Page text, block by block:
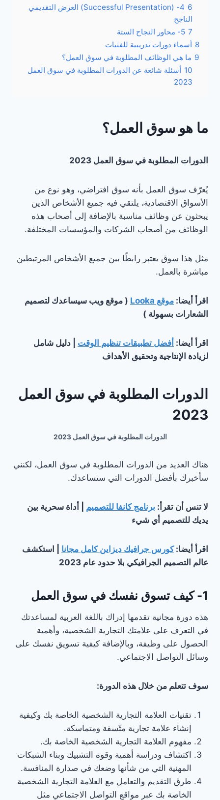
6
4- (Successful Presentation) العرض التقديمي
الناجح
7 5- محاور النجاح الستة
8 أسماء دورات تدريبية للفتيات
9 ما هي الوظائف المطلوبة في سوق العمل؟
10 أسئلة شائعة عن الدورات المطلوبة في سوق العمل
2023
ما هو سوق العمل؟
الدورات المطلوبة في سوق العمل 2023
يُعرّف سوق العمل بأنه سوق افتراضي، وهو نوع من
الأسواق الاقتصادية، يلتقي فيه جميع الأشخاص الذين
يبحثون عن وظائف مناسبة بالإضافة إلى أصحاب هذه
الوظائف من أصحاب الشركات والمؤسسات المختلفة.
مثل هذا سوق يعتبر رابطًا بين جميع الأشخاص المرتبطين
مباشرة بالعمل.
اقرأ أيضا: موقع Looka
( موقع ويب سيساعدك لتصميم
الشعارات بسهولة )
اقرأ أيضا: أفضل تطبيقات تنظيم الوقت | دليل شامل
لزيادة الإنتاجية وتحقيق الأهداف
الدورات المطلوبة في سوق العمل
2023
الدورات المطلوبة في سوق العمل 2023
هناك العديد من الدورات المطلوبة في سوق العمل، لكنني
سأخبرك بأفضل الدورات التي ستساعدك.
لا تنس أن تقرأ: برنامج كانفا للتصميم | أداة سحرية بين
يديك للتصميم أي شيء
اقرأ أيضا:كورس جرافيك ديزاين كامل مجانا | استكشف
عالم التصميم الجرافيكي بلا حدود عام 2023
1- كيف تسوق نفسك في سوق العمل
هذه دورة مجانية تقدمها إدراك باللغة العربية لمساعدتك
في التعرف على علامتك التجارية الشخصية، وأهمية
الحصول على وظيفة، وبالإضافة كيفية تسويق نفسك على
وسائل التواصل الاجتماعي.
سوف تتعلم من خلال هذه الدورة:
تقنيات العلامة التجارية الشخصية الخاصة بك وكيفية
إنشاء علامة تجارية متّسقة ومتماسكة.
مفهوم العلامة التجارية الشخصية الخاصة بك.
اكتشاف ودراسة أهمية وقوة التشبيك وبناء الشبكات
المهنية التي من شأنها وضعك في صدارة المنافسة.
طرق التقديم والتعامل مع العلامة التجارية الشخصية
الخاصة بك عبر مواقع التواصل الاجتماعي مثل